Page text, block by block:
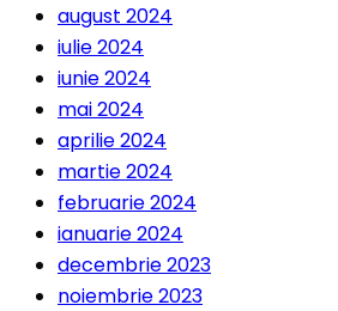
august 2024
iulie 2024
iunie 2024
mai 2024
aprilie 2024
martie 2024
februarie 2024
ianuarie 2024
decembrie 2023
noiembrie 2023